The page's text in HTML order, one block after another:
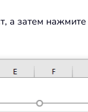
а затем нажмите